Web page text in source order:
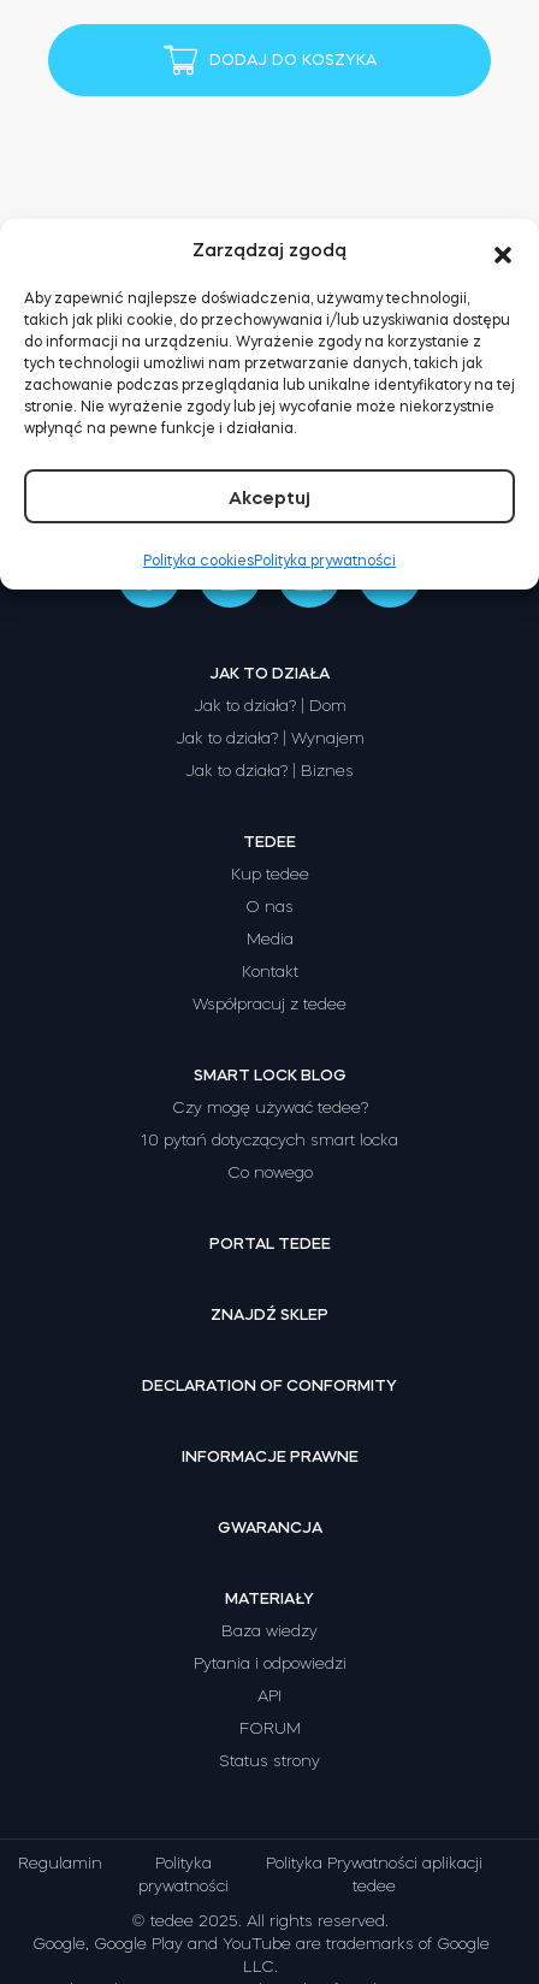
Zarządzaj zgodą
Aby zapewnić najlepsze doświadczenia, używamy technologii,
takich jak pliki cookie, do przechowywania i/lub uzyskiwania dostępu
do informacji na urządzeniu. Wyrażenie zgody na korzystanie z
tych technologii umożliwi nam przetwarzanie danych, takich jak
zachowanie podczas przeglądania lub unikalne identyfikatory na tej
stronie. Nie wyrażenie zgody lub jej wycofanie może niekorzystnie
wpłynąć na pewne funkcje i działania.
Akceptuj
Polityka cookiesPolityka prywatności
Tedee Keypad PRO
Moduł przekaźnikowy BleBox
Tedee Dry Contact
Tedee GO2
NEW
DODAJ DO KOSZYKA
E-mail:support@tedee.com Telefon:+48 22
307 72 67
JAK TO DZIAŁA
Jak to działa? | Dom
Jak to działa? | Wynajem
Jak to działa? | Biznes
TEDEE
Kup tedee
O nas
Media
Kontakt
Współpracuj z tedee
SMART LOCK BLOG
Czy mogę używać tedee?
10 pytań dotyczących smart locka
Co nowego
PORTAL TEDEE
ZNAJDŹ SKLEP
DECLARATION OF CONFORMITY
INFORMACJE PRAWNE
GWARANCJA
MATERIAŁY
Baza wiedzy
Pytania i odpowiedzi
API
FORUM
Status strony
Regulamin
Polityka
prywatności
Polityka Prywatności aplikacji
tedee
© tedee 2025. All rights reserved.
Google, Google Play and YouTube are trademarks of Google
LLC.